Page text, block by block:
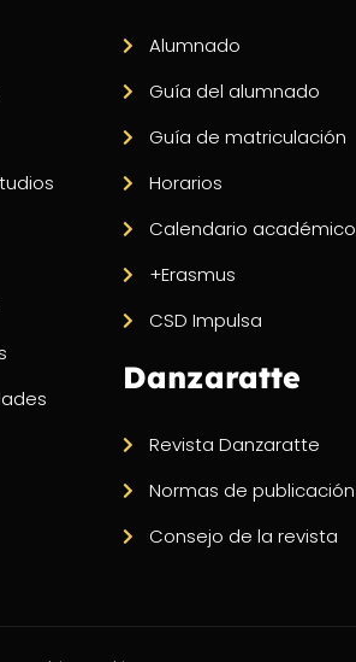
Alumnado
Guía del alumnado
Guía de matriculación
Horarios
Calendario académico
+Erasmus
CSD Impulsa
Danzaratte
Revista Danzaratte
Normas de publicación
Consejo de la revista